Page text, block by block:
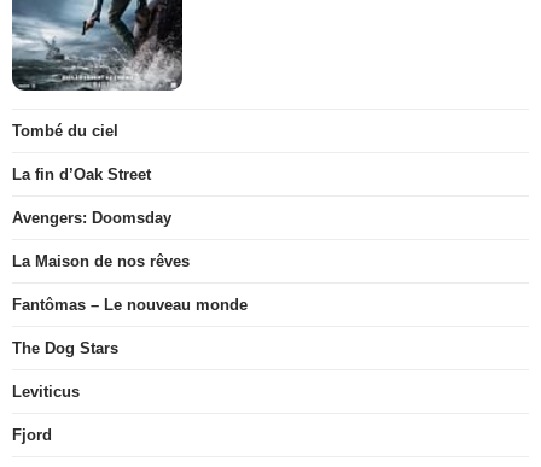
Tombé du ciel
La fin d’Oak Street
Avengers: Doomsday
La Maison de nos rêves
Fantômas – Le nouveau monde
The Dog Stars
Leviticus
Fjord